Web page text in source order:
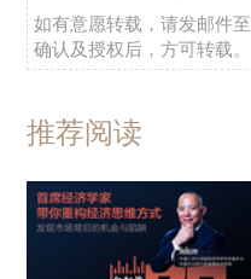
如有意愿转载，请发邮件至
确认及授权后，方可转载。
推荐阅读